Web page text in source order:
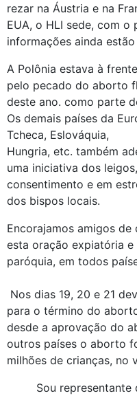
rezar na Áustria e na
EUA, o HLI sede, com o
informações ainda
A Polônia estava à
pelo pecado do aborto
deste ano. como parte
Os demais países da
Tcheca, Eslováquia,
Hungria, etc. também
uma iniciativa dos
consentimento e em
dos bispos locais.
Encorajamos amigos
esta oração expiatória
paróquia, em todos
Nos dias 19, 20 e 21
para o término do
desde a aprovação do
outros países o aborto
milhões de crianças, no
Sou representante